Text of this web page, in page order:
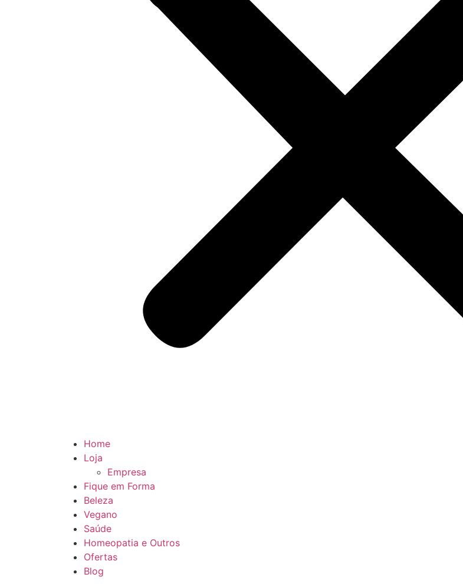
Home
Loja
Empresa
Fique em Forma
Beleza
Vegano
Saúde
Homeopatia e Outros
Ofertas
Blog